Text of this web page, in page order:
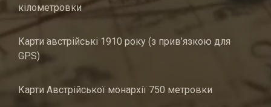
кілометровки
Карти австрійські 1910 року (з прив’язкою для
GPS)
Карти Австрійської монархії 750 метровки